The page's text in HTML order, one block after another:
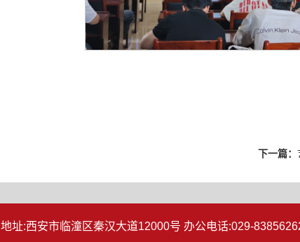
下一篇：
地址:西安市临潼区秦汉大道12000号 办公电话:029-